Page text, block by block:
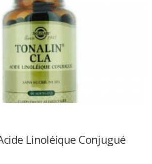
Linoléique Conjugué